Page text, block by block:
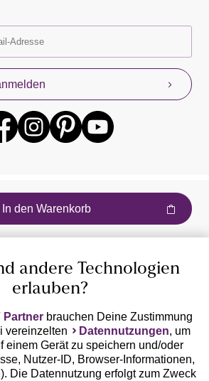
In den Warenkorb
andere Technologien
erlauben?
Partner brauchen Deine Zustimmung
vereinzelten
Datennutzungen, um
einem Gerät zu speichern und/oder
Nutzer-ID, Browser-Informationen,
Die Datennutzung erfolgt zum Zweck